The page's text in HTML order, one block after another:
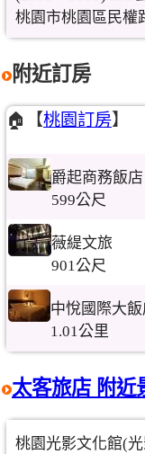
桃園市桃園區民權
附近訂房
🏠【桃園訂房】
爵起商務飯店
599公尺
薇緹文旅
901公尺
中悅國際大飯
1.01公里
太客旅店 附近
桃園光影文化館(